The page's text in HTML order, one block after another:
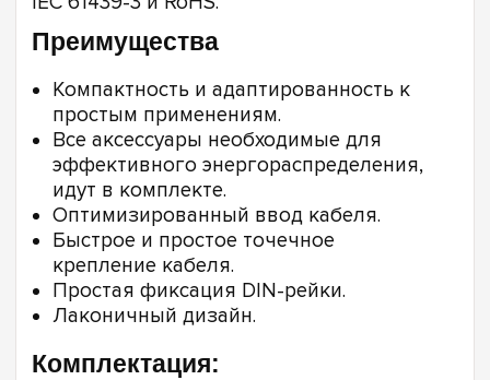
Преимущества
Компактность и адаптированность к
простым применениям.
Все аксессуары необходимые для
эффективного энергораспределения,
идут в комплекте.
Оптимизированный ввод кабеля.
Быстрое и простое точечное
крепление кабеля.
Простая фиксация DIN-рейки.
Лаконичный дизайн.
Комплектация: